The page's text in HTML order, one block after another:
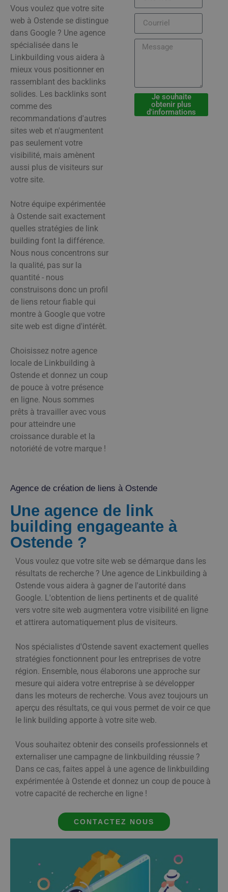
Vous voulez que votre site
web à Ostende se distingue
dans Google ? Une agence
spécialisée dans le
Linkbuilding vous aidera à
mieux vous positionner en
rassemblant des backlinks
solides. Les backlinks sont
comme des
recommandations d'autres
sites web et n'augmentent
pas seulement votre
visibilité, mais amènent
aussi plus de visiteurs sur
votre site.
Notre équipe expérimentée
à Ostende sait exactement
quelles stratégies de link
building font la différence.
Nous nous concentrons sur
la qualité, pas sur la
quantité - nous
construisons donc un profil
de liens retour fiable qui
montre à Google que votre
site web est digne d'intérêt.
Choisissez notre agence
locale de Linkbuilding à
Ostende et donnez un coup
de pouce à votre présence
en ligne. Nous sommes
prêts à travailler avec vous
pour atteindre une
croissance durable et la
notoriété de votre marque !
Je souhaite
obtenir plus
d'informations
Agence de création de liens à Ostende
Une agence de link
building engageante à
Ostende ?
Vous voulez que votre site web se démarque dans les
résultats de recherche ? Une agence de Linkbuilding à
Ostende vous aidera à gagner de l'autorité dans
Google. L'obtention de liens pertinents et de qualité
vers votre site web augmentera votre visibilité en ligne
et attirera automatiquement plus de visiteurs.
Nos spécialistes d'Ostende savent exactement quelles
stratégies fonctionnent pour les entreprises de votre
région. Ensemble, nous élaborons une approche sur
mesure qui aidera votre entreprise à se développer
dans les moteurs de recherche. Vous avez toujours un
aperçu des résultats, ce qui vous permet de voir ce que
le link building apporte à votre site web.
Vous souhaitez obtenir des conseils professionnels et
externaliser une campagne de linkbuilding réussie ?
Dans ce cas, faites appel à une agence de linkbuilding
expérimentée à Ostende et donnez un coup de pouce à
votre capacité de recherche en ligne !
CONTACTEZ NOUS